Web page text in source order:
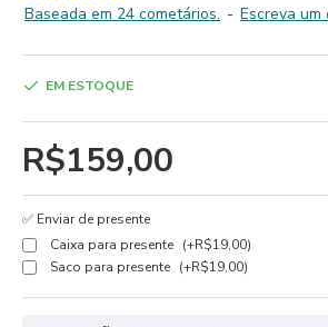
Baseada em 24 cometários. - Escreva um
R$159,00
EM ESTOQUE
✅ Enviar de presente
Caixa para presente (+R$19,00)
Saco para presente (+R$19,00)